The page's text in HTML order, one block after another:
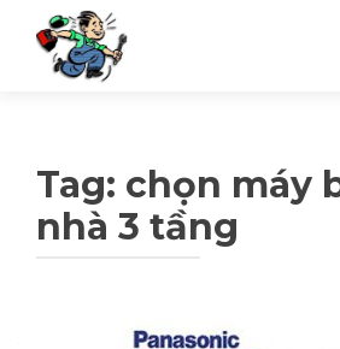
Tag: chọn máy
nhà 3 tầng